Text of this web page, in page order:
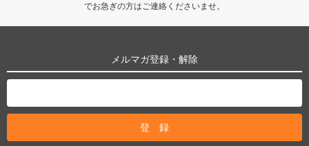
でお急ぎの方はご連絡くださいませ。
メルマガ登録・解除